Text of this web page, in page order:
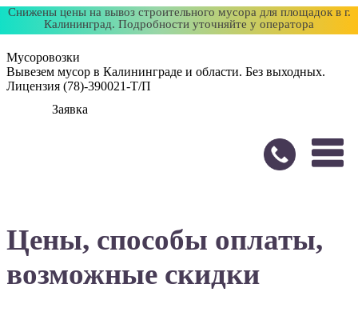
Снижены цены на вывоз строительного мусора для площадок в г.
Калининград. Подробности уточняйте у оператора
Мусоровозки
Вывезем мусор в Калининграде и области. Без выходных.
Лицензия (78)-390021-Т/П
Заявка
Цены, способы оплаты,
возможные скидки